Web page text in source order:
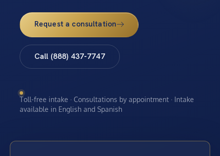
Request a consultation
Call (888) 437-7747
Toll-free intake · Consultations by appointment · Intake
available in English and Spanish